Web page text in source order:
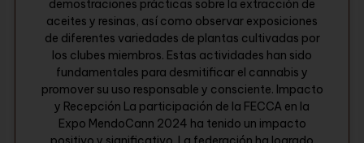
demostraciones prácticas sobre la extracción de
aceites y resinas, así como observar exposiciones
de diferentes variedades de plantas cultivadas por
los clubes miembros. Estas actividades han sido
fundamentales para desmitificar el cannabis y
promover su uso responsable y consciente. Impacto
y Recepción La participación de la FECCA en la
Expo MendoCann 2024 ha tenido un impacto